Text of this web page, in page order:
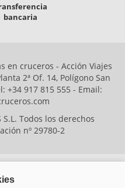
bancaria
en cruceros - Acción Viajes
2ª Of. 14, Polígono San
+34 917 815 555 - Email:
S.L. Todos los derechos
nº 29780-2